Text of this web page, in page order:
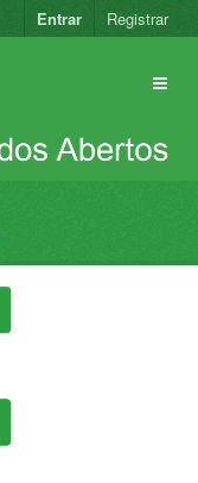
Entrar Registrar